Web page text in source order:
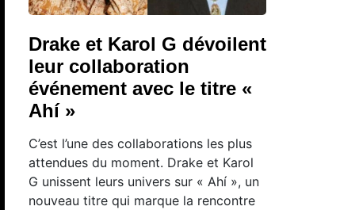
Drake et Karol G dévoilent
leur collaboration
événement avec le titre «
Ahí »
C’est l’une des collaborations les plus
attendues du moment. Drake et Karol
G unissent leurs univers sur « Ahí », un
nouveau titre qui marque la rencontre